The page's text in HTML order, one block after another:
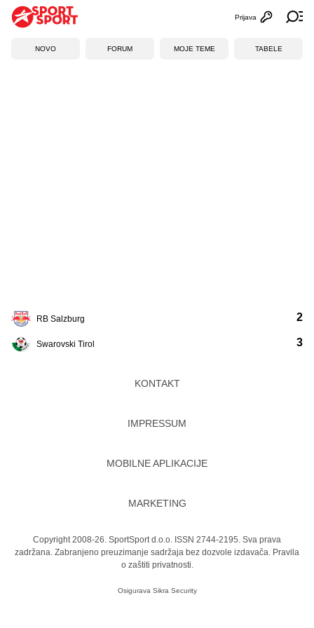
Otvori
Prijava
NOVO FORUM MOJE TEME TABELE
RB Salzburg
Swarovski Tirol
2
3
KONTAKT
IMPRESSUM
MOBILNE APLIKACIJE
MARKETING
Copyright 2008-26. SportSport d.o.o. ISSN 2744-2195. Sva prava
zadržana. Zabranjeno preuzimanje sadržaja bez dozvole izdavača. Pravila
o zaštiti privatnosti.
Osigurava Sikra Security